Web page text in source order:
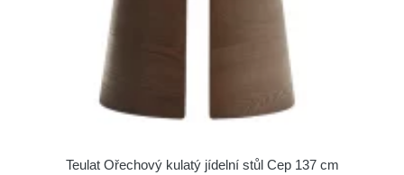
Teulat Ořechový kulatý jídelní stůl Cep 137 cm